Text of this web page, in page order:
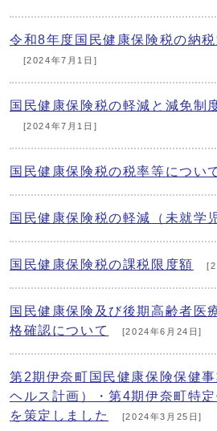
令和8年度国民健康保険税の納
[2024年7月1日]
国民健康保険税の軽減と減免制
[2024年7月1日]
国民健康保険税の税率等につい
国民健康保険税の軽減（未就学
国民健康保険税の課税限度額
国民健康保険及び後期高齢者医
格確認について
[2024年6月24日]
第2期伊奈町国民健康保険保健
ヘルス計画）・第4期伊奈町特
を策定しました
[2024年3月25日]